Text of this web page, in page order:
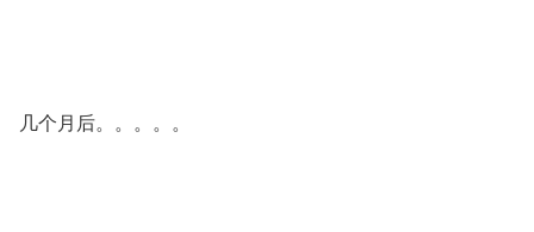
几个月后。。。。。